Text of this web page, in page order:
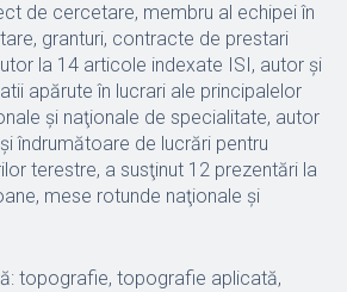
de cercetare, membru al echipei în
granturi, contracte de prestari
la 14 articole indexate ISI, autor şi
apărute în lucrari ale principalelor
şi naţionale de specialitate, autor
îndrumătoare de lucrări pentru
terestre, a susţinut 12 prezentări la
mese rotunde naţionale şi
topografie, topografie aplicată,